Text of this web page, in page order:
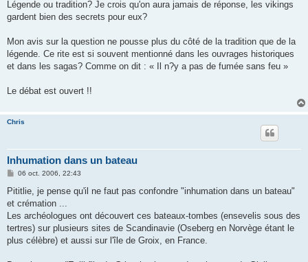
Légende ou tradition? Je crois qu'on aura jamais de réponse, les vikings
gardent bien des secrets pour eux?
Mon avis sur la question ne pousse plus du côté de la tradition que de la
légende. Ce rite est si souvent mentionné dans les ouvrages historiques
et dans les sagas? Comme on dit : « Il n?y a pas de fumée sans feu »
Le débat est ouvert !!
Chris
Inhumation dans un bateau
M
s
a
g
06 oct. 2006, 22:43
Pititlie, je pense qu'il ne faut pas confondre "inhumation dans un bateau"
et crémation ...
Les archéologues ont découvert ces bateaux-tombes (ensevelis sous des
tertres) sur plusieurs sites de Scandinavie (Oseberg en Norvège étant le
plus célèbre) et aussi sur l'île de Groix, en France.